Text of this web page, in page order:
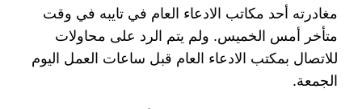
مغادرته أحد مكاتب الادعاء العام في تايبه في وقت
متأخر أمس الخميس. ولم يتم الرد على محاولات
للاتصال بمكتب الادعاء العام قبل ساعات العمل اليوم
الجمعة.